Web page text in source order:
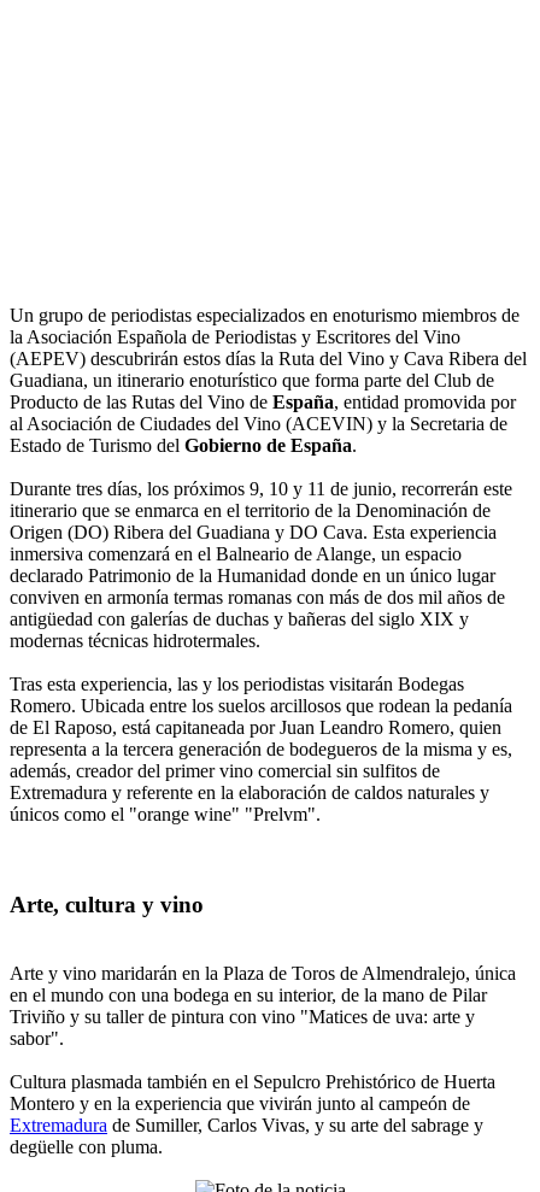
Un grupo de periodistas especializados en enoturismo miembros de
la Asociación Española de Periodistas y Escritores del Vino
(AEPEV) descubrirán estos días la Ruta del Vino y Cava Ribera del
Guadiana, un itinerario enoturístico que forma parte del Club de
Producto de las Rutas del Vino de España, entidad promovida por
al Asociación de Ciudades del Vino (ACEVIN) y la Secretaria de
Estado de Turismo del Gobierno de España.
Durante tres días, los próximos 9, 10 y 11 de junio, recorrerán este
itinerario que se enmarca en el territorio de la Denominación de
Origen (DO) Ribera del Guadiana y DO Cava. Esta experiencia
inmersiva comenzará en el Balneario de Alange, un espacio
declarado Patrimonio de la Humanidad donde en un único lugar
conviven en armonía termas romanas con más de dos mil años de
antigüedad con galerías de duchas y bañeras del siglo XIX y
modernas técnicas hidrotermales.
Tras esta experiencia, las y los periodistas visitarán Bodegas
Romero. Ubicada entre los suelos arcillosos que rodean la pedanía
de El Raposo, está capitaneada por Juan Leandro Romero, quien
representa a la tercera generación de bodegueros de la misma y es,
además, creador del primer vino comercial sin sulfitos de
Extremadura y referente en la elaboración de caldos naturales y
únicos como el "orange wine" "Prelvm".
Arte, cultura y vino
Arte y vino maridarán en la Plaza de Toros de Almendralejo, única
en el mundo con una bodega en su interior, de la mano de Pilar
Triviño y su taller de pintura con vino "Matices de uva: arte y
sabor".
Cultura plasmada también en el Sepulcro Prehistórico de Huerta
Montero y en la experiencia que vivirán junto al campeón de
Extremadura de Sumiller, Carlos Vivas, y su arte del sabrage y
degüelle con pluma.